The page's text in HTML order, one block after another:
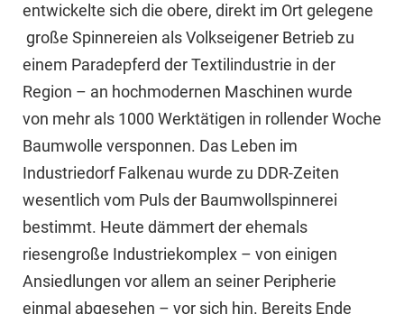
entwickelte sich die obere, direkt im Ort gelegene
große Spinnereien als Volkseigener Betrieb zu
einem Paradepferd der Textilindustrie in der
Region – an hochmodernen Maschinen wurde
von mehr als 1000 Werktätigen in rollender Woche
Baumwolle versponnen. Das Leben im
Industriedorf Falkenau wurde zu DDR-Zeiten
wesentlich vom Puls der Baumwollspinnerei
bestimmt. Heute dämmert der ehemals
riesengroße Industriekomplex – von einigen
Ansiedlungen vor allem an seiner Peripherie
einmal abgesehen – vor sich hin. Bereits Ende